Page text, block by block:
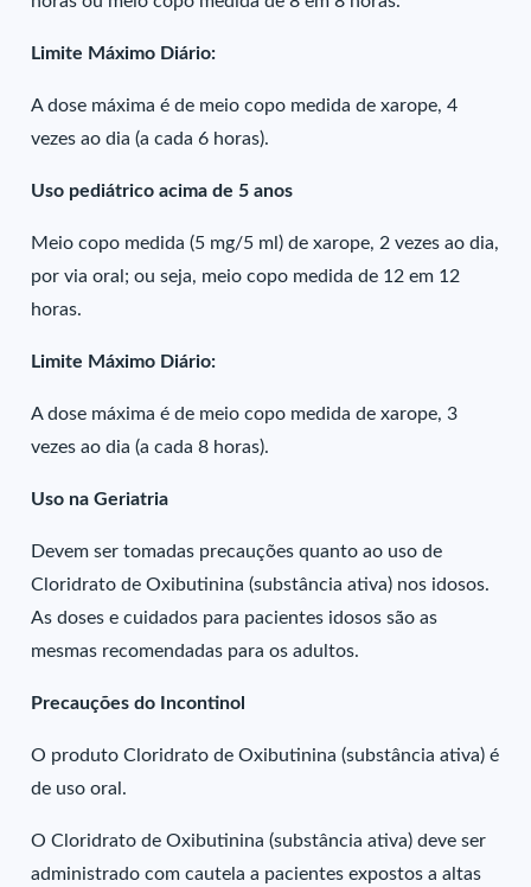
Limite Máximo Diário:
A dose máxima é de meio copo medida de xarope, 4
vezes ao dia (a cada 6 horas).
Uso pediátrico acima de 5 anos
Meio copo medida (5 mg/5 ml) de xarope, 2 vezes ao dia,
por via oral; ou seja, meio copo medida de 12 em 12
horas.
Limite Máximo Diário:
A dose máxima é de meio copo medida de xarope, 3
vezes ao dia (a cada 8 horas).
Uso na Geriatria
Devem ser tomadas precauções quanto ao uso de
Cloridrato de Oxibutinina (substância ativa) nos idosos.
As doses e cuidados para pacientes idosos são as
mesmas recomendadas para os adultos.
Precauções do Incontinol
O produto Cloridrato de Oxibutinina (substância ativa) é
de uso oral.
O Cloridrato de Oxibutinina (substância ativa) deve ser
administrado com cautela a pacientes expostos a altas